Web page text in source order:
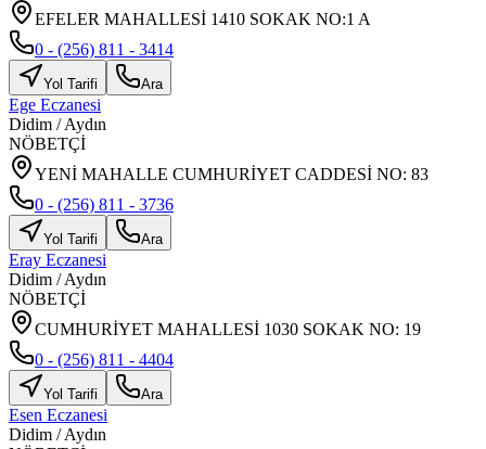
EFELER MAHALLESİ 1410 SOKAK NO:1 A
0 - (256) 811 - 3414
Yol Tarifi Ara
Ege Eczanesi
Didim /Aydın
NÖBETÇİ
YENİ MAHALLE CUMHURİYET CADDESİ NO: 83
0 - (256) 811 - 3736
Yol Tarifi Ara
Eray Eczanesi
Didim /Aydın
NÖBETÇİ
CUMHURİYET MAHALLESİ 1030 SOKAK NO: 19
0 - (256) 811 - 4404
Yol Tarifi Ara
Esen Eczanesi
Didim /Aydın